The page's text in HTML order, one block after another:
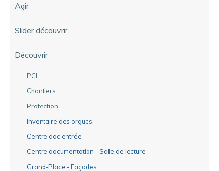
Agir
Slider découvrir
Découvrir
PCI
Chantiers
Protection
Inventaire des orgues
Centre doc entrée
Centre documentation - Salle de lecture
Grand-Place - Façades